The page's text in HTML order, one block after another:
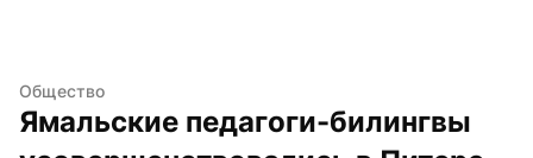
Общество
Ямальские педагоги-билингвы